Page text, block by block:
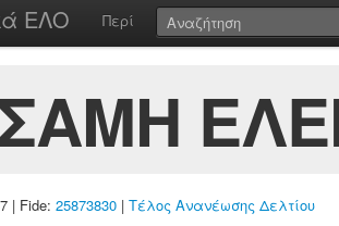
ΕΛΟ Περί
| Fide: 25873830 | Τέλος Ανανέωσης Δελτίου